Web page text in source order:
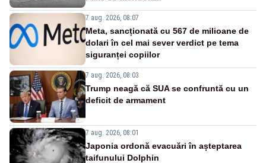
7 aug. 2026, 08:07
Meta, sancționată cu 567 de milioane de
dolari în cel mai sever verdict pe tema
siguranței copiilor
7 aug. 2026, 08:03
Trump neagă că SUA se confruntă cu un
deficit de armament
7 aug. 2026, 08:01
Japonia ordonă evacuări în așteptarea
taifunului Dolphin